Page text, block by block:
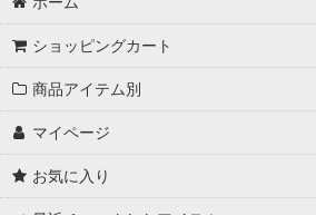
ショッピングカート
商品アイテム別
マイページ
お気に入り